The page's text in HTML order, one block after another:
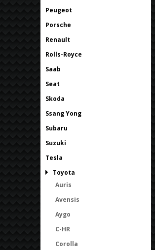
Peugeot
Porsche
Renault
Rolls-Royce
Saab
Seat
Skoda
Ssang Yong
Subaru
Suzuki
Tesla
Toyota
Auris
Avensis
Aygo
C-HR
Corolla